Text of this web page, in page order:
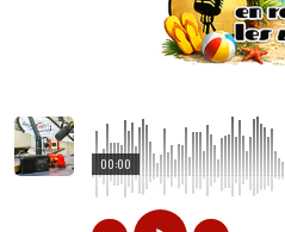
00:00